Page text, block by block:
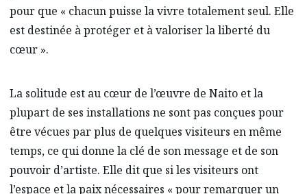
pour que « chacun puisse la vivre totalement seul. Elle
est destinée à protéger et à valoriser la liberté du
cœur ».
La solitude est au cœur de l’œuvre de Naito et la
plupart de ses installations ne sont pas conçues pour
être vécues par plus de quelques visiteurs en même
temps, ce qui donne la clé de son message et de son
pouvoir d’artiste. Elle dit que si les visiteurs ont
l’espace et la paix nécessaires « pour remarquer un